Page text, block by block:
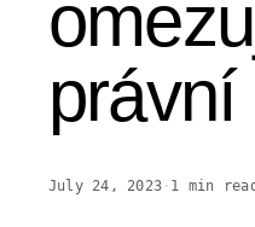
July 24, 2023 · 1 min read